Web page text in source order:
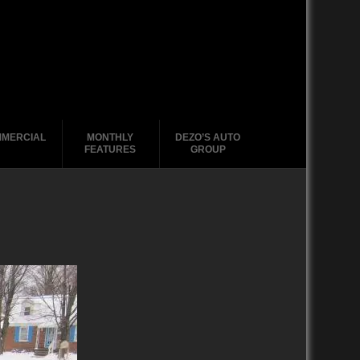
2000 – 2009
1990-1999
1988-1989
MONTHLY
FEATURES
DEZO’S AUTO
GROUP